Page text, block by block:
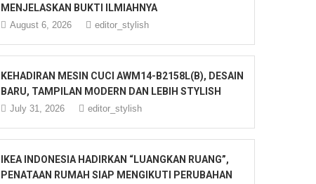
MENJELASKAN BUKTI ILMIAHNYA
August 6, 2026 editor_stylish
KEHADIRAN MESIN CUCI AWM14-B2158L(B), DESAIN
BARU, TAMPILAN MODERN DAN LEBIH STYLISH
July 31, 2026 editor_stylish
IKEA INDONESIA HADIRKAN “LUANGKAN RUANG”,
PENATAAN RUMAH SIAP MENGIKUTI PERUBAHAN